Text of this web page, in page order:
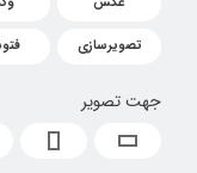
تصویرسازی
جهت تصویر
دکوراسیون و
هنرمندان ایرانی
کسب درآمد از
021 28428845